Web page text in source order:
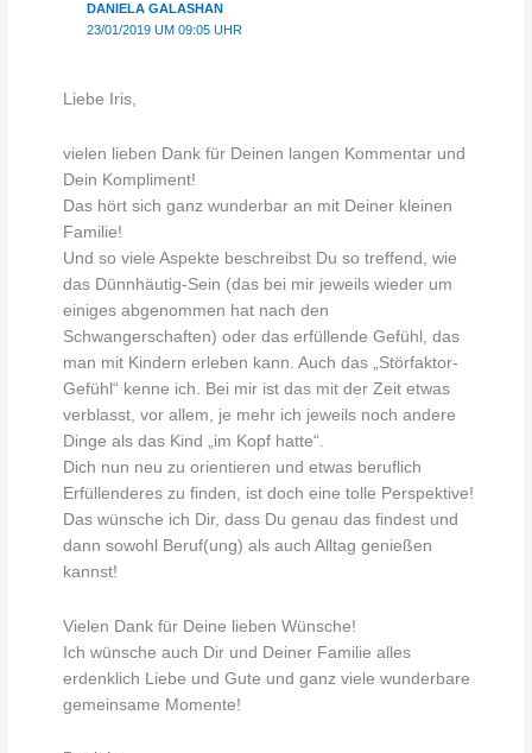
DANIELA GALASHAN
23/01/2019 UM 09:05 UHR
Liebe Iris,
vielen lieben Dank für Deinen langen Kommentar und
Dein Kompliment!
Das hört sich ganz wunderbar an mit Deiner kleinen
Familie!
Und so viele Aspekte beschreibst Du so treffend, wie
das Dünnhäutig-Sein (das bei mir jeweils wieder um
einiges abgenommen hat nach den
Schwangerschaften) oder das erfüllende Gefühl, das
man mit Kindern erleben kann. Auch das „Störfaktor-
Gefühl“ kenne ich. Bei mir ist das mit der Zeit etwas
verblasst, vor allem, je mehr ich jeweils noch andere
Dinge als das Kind „im Kopf hatte“.
Dich nun neu zu orientieren und etwas beruflich
Erfüllenderes zu finden, ist doch eine tolle Perspektive!
Das wünsche ich Dir, dass Du genau das findest und
dann sowohl Beruf(ung) als auch Alltag genießen
kannst!
Vielen Dank für Deine lieben Wünsche!
Ich wünsche auch Dir und Deiner Familie alles
erdenklich Liebe und Gute und ganz viele wunderbare
gemeinsame Momente!